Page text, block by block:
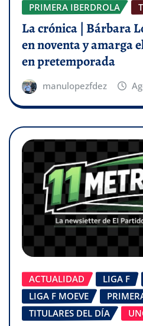
PRIMERA IBERDROLA
La crónica | Bárbara
en noventa y amarga
en pretemporada
manulopezfdez
ACTUALIDAD LIGA F
LIGA F MOEVE
TITULARES DEL DÍA